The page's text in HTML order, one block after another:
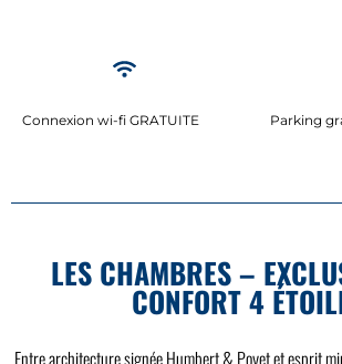
Connexion wi-fi GRATUITE Parking
LES CHAMBRES –
CONFORT 4